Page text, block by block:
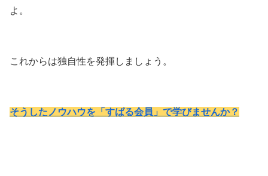
よ。
これからは独自性を発揮しましょう。
そうしたノウハウを「すばる会員」で学びませんか？